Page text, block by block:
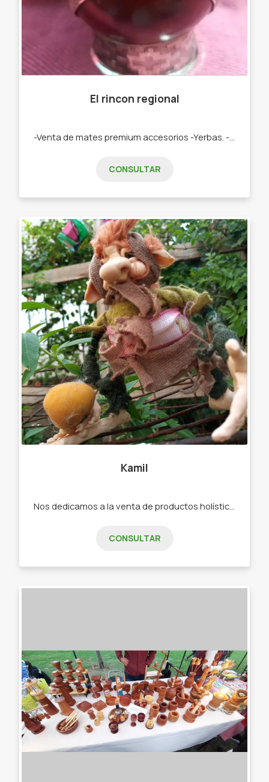
El rincon regional
CONSULTAR
Kamil
CONSULTAR